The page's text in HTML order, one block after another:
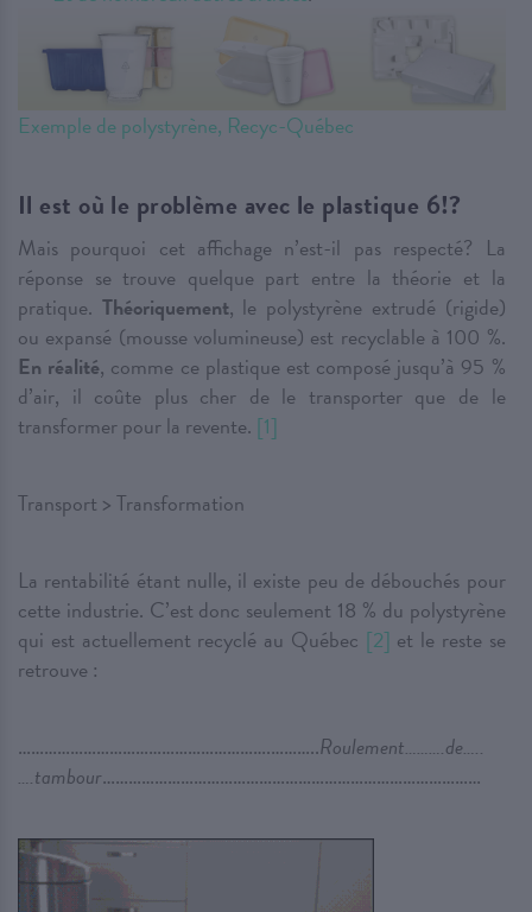
Exemple de polystyrène, Recyc-Québec
Il est où le problème avec le plastique 6!?
Mais pourquoi cet affichage n’est-il pas respecté? La
réponse se trouve quelque part entre la théorie et la
pratique. Théoriquement, le polystyrène extrudé (rigide)
ou expansé (mousse volumineuse) est recyclable à 100 %.
En réalité, comme ce plastique est composé jusqu’à 95 %
d’air, il coûte plus cher de le transporter que de le
transformer pour la revente. [1]
Transport > Transformation
La rentabilité étant nulle, il existe peu de débouchés pour
cette industrie. C’est donc seulement 18 % du polystyrène
qui est actuellement recyclé au Québec [2] et le reste se
retrouve :
………………………………………………….………..Roulement……….de…..
….tambour……………………………………………………………………………